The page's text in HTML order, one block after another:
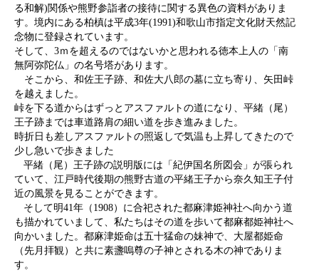
る和解)関係や熊野参詣者の接待に関する異色の資料がありま
す。境内にある柏槙は平成3年(1991)和歌山市指定文化財天然記
念物に登録されています。
そして、3ｍを超えるのではないかと思われる徳本上人の「南
無阿弥陀仏」の名号塔があります。
そこから、和佐王子跡、和佐大八郎の墓に立ち寄り、矢田峠
を越えました。
峠を下る道からはずっとアスファルトの道になり、平緒（尾）
王子跡までは車道路肩の細い道を歩き進みました。
時折日も差しアスファルトの照返しで気温も上昇してきたので
少し急いで歩きました
平緒（尾）王子跡の説明版には「紀伊国名所図会」が張られ
ていて、江戸時代後期の熊野古道の平緒王子から奈久知王子付
近の風景を見ることができます。
そして明41年（1908）に合祀された都麻津姫神社へ向かう道
も描かれていまして、私たちはその道を歩いて都麻都姫神社へ
向かいました。都麻津姫命は五十猛命の妹神で、大屋都姫命
（先月拝観）と共に素盞嗚尊の子神とされる木の神でありま
す。